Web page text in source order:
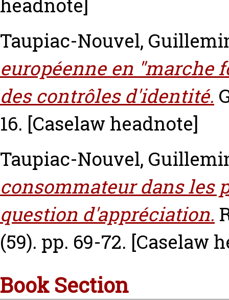
headnote]
Taupiac-Nouvel,
européenne en "marche
des contrôles d'identité.
16. [Caselaw headnote]
Taupiac-Nouvel,
consommateur dans les
question d'appréciation.
(59). pp. 69-72. [Caselaw
Book Section